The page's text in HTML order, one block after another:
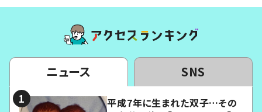
ニュース SNS
平成7年に生まれた双子…その